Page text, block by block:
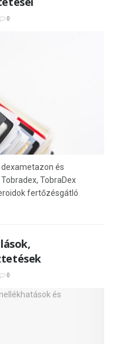
0
és
TobraDex
fertőzésgátló
0